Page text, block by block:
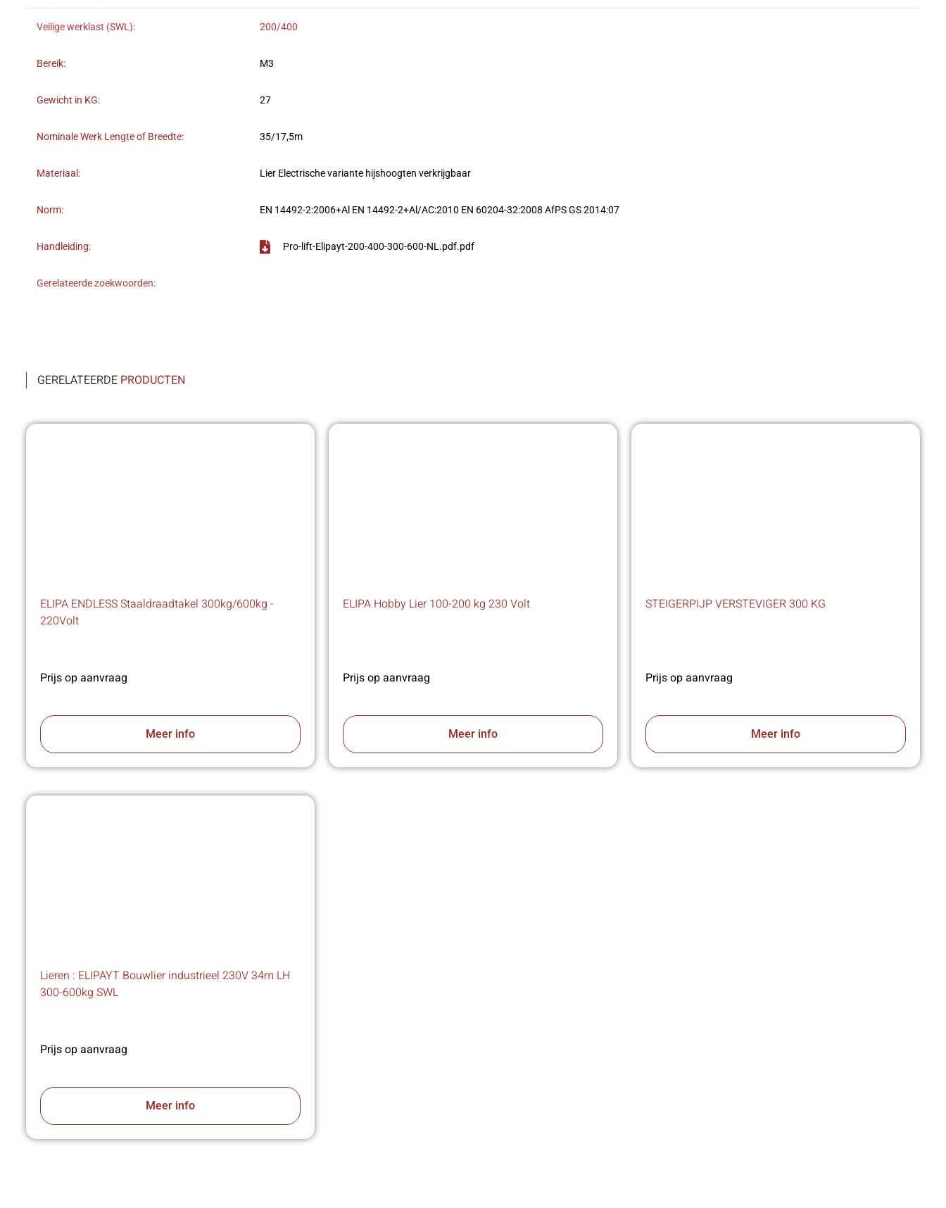
Veilige werklast (SWL): 200/400
Bereik: M3
Gewicht in KG: 27
Nominale Werk Lengte of Breedte: 35/17,5m
Materiaal: Lier Electrische variante hijshoogten verkrijgbaar
Norm: EN 14492-2:2006+Al EN 14492-2+Al/AC:2010 EN 60204-32:2008 AfPS GS 2014:07
Handleiding: Pro-lift-Elipayt-200-400-300-600-NL.pdf.pdf
Gerelateerde zoekwoorden:
GERELATEERDE PRODUCTEN
ELIPA ENDLESS Staaldraadtakel 300kg/600kg -
220Volt
Prijs op aanvraag
Meer info
ELIPA Hobby Lier 100-200 kg 230 Volt
Prijs op aanvraag
Meer info
STEIGERPIJP VERSTEVIGER 300 KG
Prijs op aanvraag
Meer info
Lieren : ELIPAYT Bouwlier industrieel 230V 34m LH
300-600kg SWL
Prijs op aanvraag
Meer info